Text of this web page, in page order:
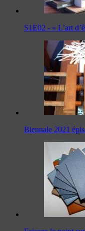
S1E02 - « L’art
Biennale 2021